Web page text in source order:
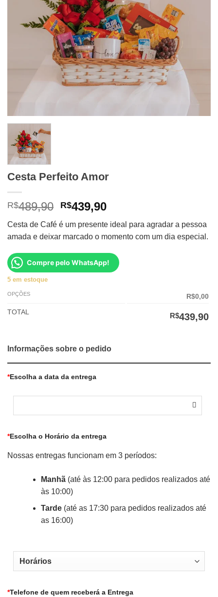
Cesta Perfeito Amor
R$489,90 O
preço
original
era:
R$489,90.
R$439,90O
atual
é:
R$439,90.
Cesta de Café é um presente ideal para agradar a pessoa
amada e deixar marcado o momento com um dia especial.
Compre pelo WhatsApp!
5 em estoque
OPÇÕES R$0,00
TOTAL R$439,90
Informações sobre o pedido
*Escolha a data da entrega
*Escolha o Horário da entrega
Nossas entregas funcionam em 3 períodos:
Manhã(até às 12:00 para pedidos realizados até
às 10:00)
Tarde(até as 17:30 para pedidos realizados até
as 16:00)
*Telefone de quem receberá a Entrega